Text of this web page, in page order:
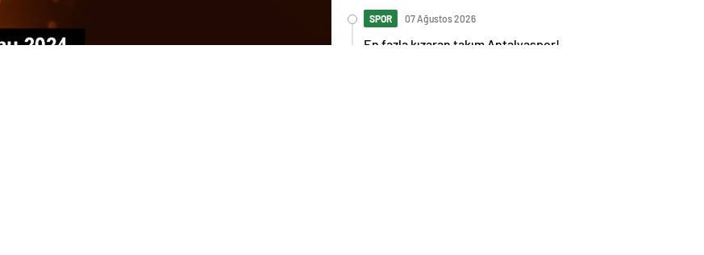
SPOR 07 Ağustos 2026
En fazla kızaran takım Antalyaspor!